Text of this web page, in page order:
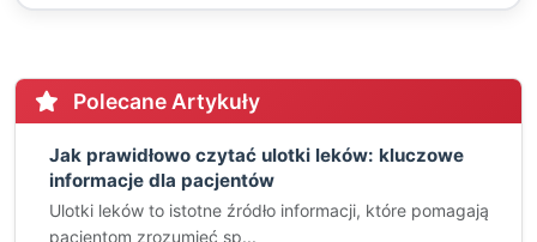
Polecane Artykuły
Jak prawidłowo czytać ulotki leków: kluczowe
informacje dla pacjentów
Ulotki leków to istotne źródło informacji, które pomagają
pacjentom zrozumieć sp...